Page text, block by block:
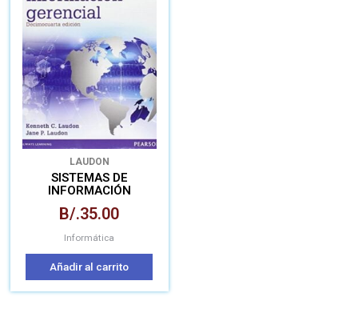
LAUDON
SISTEMAS DE
INFORMACIÓN
B/.35.00
Informática
Añadir al carrito